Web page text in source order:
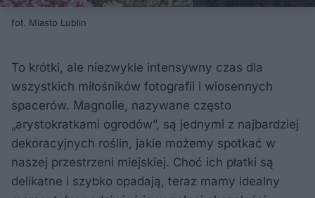
fot. Miasto Lublin
To krótki, ale niezwykle intensywny czas dla
wszystkich miłośników fotografii i wiosennych
spacerów. Magnolie, nazywane często
„arystokratkami ogrodów”, są jednymi z najbardziej
dekoracyjnych roślin, jakie możemy spotkać w
naszej przestrzeni miejskiej. Choć ich płatki są
delikatne i szybko opadają, teraz mamy idealny